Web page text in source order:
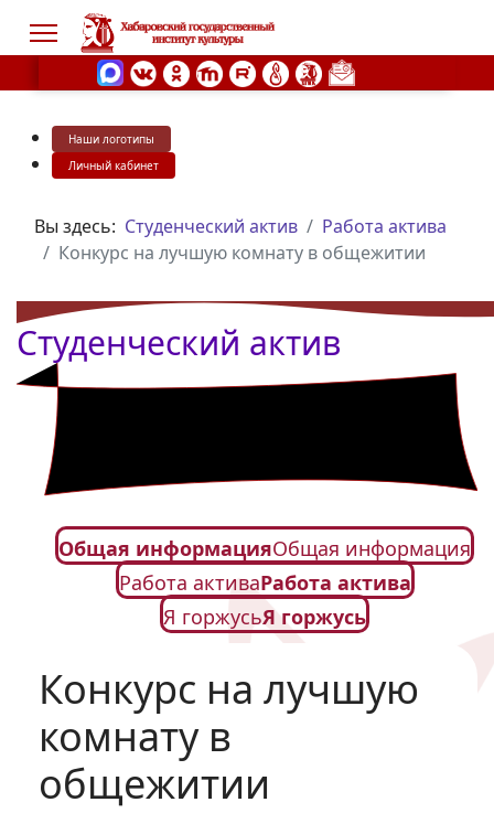
Наши логотипы
Личный кабинет
Вы здесь: Студенческий актив
Работа актива
Конкурс на лучшую комнату в общежитии
Студенческий актив
Общая информацияОбщая информация
Работа активаРабота актива
Я горжусьЯ горжусь
Конкурс на лучшую
комнату в
общежитии